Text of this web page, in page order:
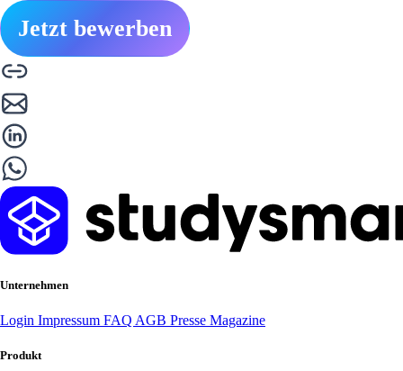
Jetzt bewerben
Unternehmen
Login Impressum FAQ AGB Presse Magazine
Produkt